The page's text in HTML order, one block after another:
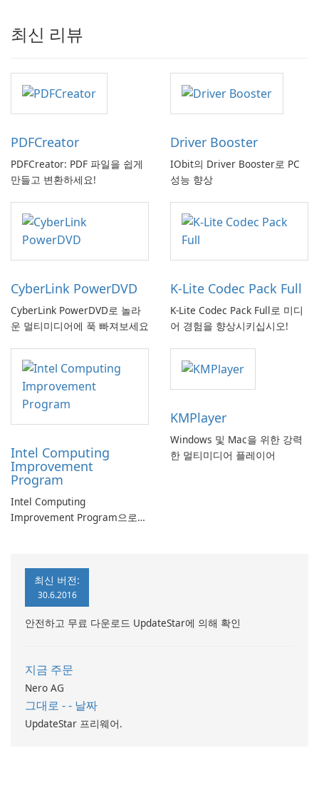
최신 리뷰
PDFCreator
PDFCreator: PDF 파일을 쉽게
만들고 변환하세요!
Driver Booster
IObit의 Driver Booster로 PC
성능 향상
CyberLink PowerDVD
CyberLink PowerDVD로 놀라
운 멀티미디어에 푹 빠져보세요
K-Lite Codec Pack Full
K-Lite Codec Pack Full로 미디
어 경험을 향상시키십시오!
Intel Computing
Improvement
Program
Intel Computing
Improvement Program으로
KMPlayer
Windows 및 Mac을 위한 강력
한 멀티미디어 플레이어
최신 버전:
30.6.2016
안전하고 무료 다운로드 UpdateStar에 의해 확인
지금 주문
Nero AG
그대로 - - 날짜
UpdateStar 프리웨어.